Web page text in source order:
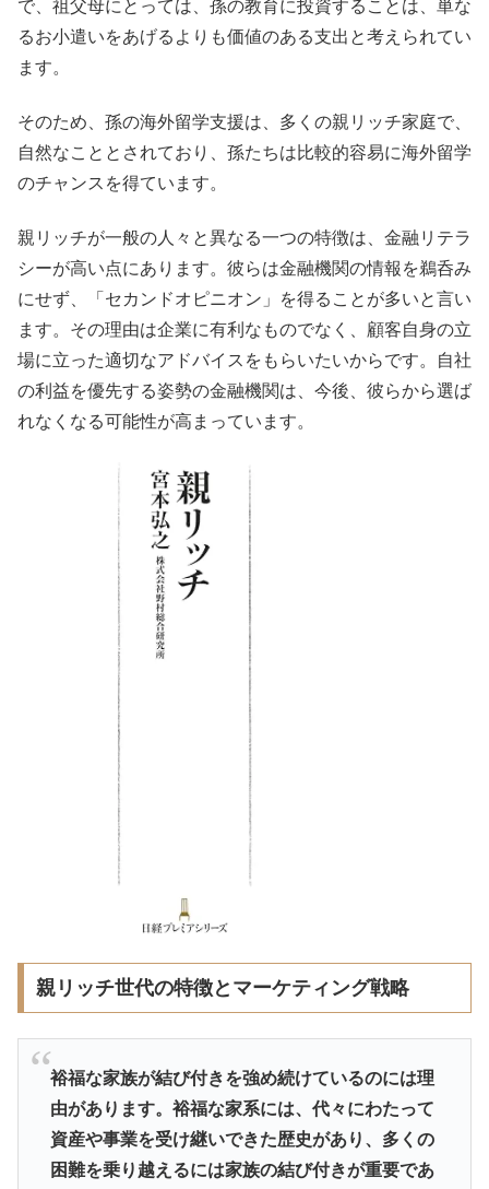
で、祖父母にとっては、孫の教育に投資することは、単な
るお小遣いをあげるよりも価値のある支出と考えられてい
ます。
そのため、孫の海外留学支援は、多くの親リッチ家庭で、
自然なこととされており、孫たちは比較的容易に海外留学
のチャンスを得ています。
親リッチが一般の人々と異なる一つの特徴は、金融リテラ
シーが高い点にあります。彼らは金融機関の情報を鵜呑み
にせず、「セカンドオピニオン」を得ることが多いと言い
ます。その理由は企業に有利なものでなく、顧客自身の立
場に立った適切なアドバイスをもらいたいからです。自社
の利益を優先する姿勢の金融機関は、今後、彼らから選ば
れなくなる可能性が高まっています。
親リッチ世代の特徴とマーケティング戦略
裕福な家族が結び付きを強め続けているのには理
由があります。裕福な家系には、代々にわたって
資産や事業を受け継いできた歴史があり、多くの
困難を乗り越えるには家族の結び付きが重要であ